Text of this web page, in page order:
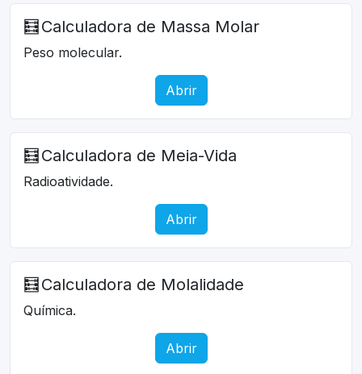
🧮 Calculadora de Massa Molar
Peso molecular.
Abrir
🧮 Calculadora de Meia-Vida
Radioatividade.
Abrir
🧮 Calculadora de Molalidade
Química.
Abrir